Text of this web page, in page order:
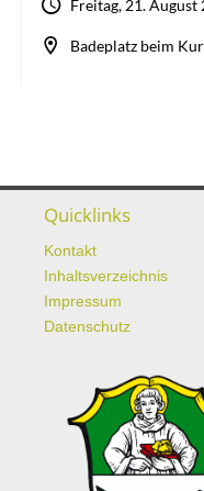
Quicklinks
Kontakt
Inhaltsverzeichnis
Impressum
Datenschutz